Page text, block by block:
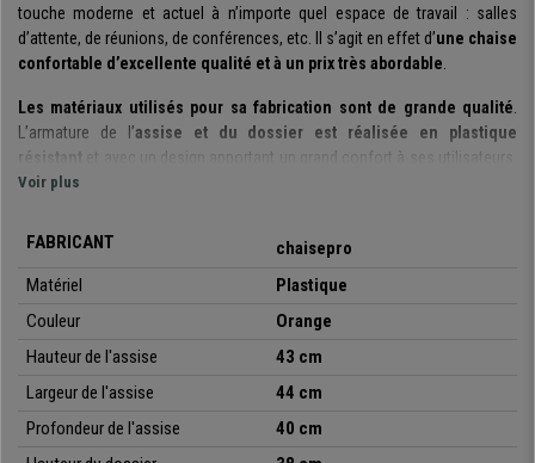
touche moderne et actuel à n’importe quel espace de travail : salles
d’attente, de réunions, de conférences, etc. Il s’agit en effet d’une chaise
confortable d’excellente qualité et à un prix très abordable.
Les matériaux utilisés pour sa fabrication sont de grande qualité.
L’armature de l’assise et du dossier est réalisée en plastique
résistant et avec un design apportant un grand confort à ses utilisateurs.
Sastructure est construite à l’aide un cadre avec des tubes en acier
invités une assise robuste, confortable et de qualité.
Il s’agit d’un modèle très pratique et polyvalent
réceptions les bureaux, conférence ou évènements, etc. De plus, il est
disponible dans différentes couleurs , pour que vous puissiez choisir
Soulignons également qu’il s’agit d’unmodèle empilable
Voir plus
FABRICANT
chaisepro
Matériel
Plastique
Couleur
Orange
Hauteur de l'assise
43 cm
Largeur de l'assise
44 cm
Profondeur de l'assise
40 cm